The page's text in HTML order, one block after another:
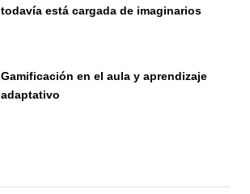
todavía está cargada de imaginarios
Gamificación en el aula y aprendizaje
adaptativo